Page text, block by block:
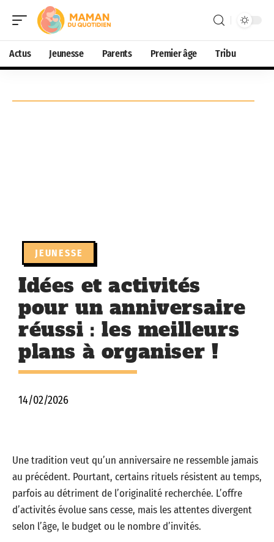
Actus Jeunesse Parents Premier âge Tribu
JEUNESSE
Idées et activités
pour un anniversaire
réussi : les meilleurs
plans à organiser !
14/02/2026
Une tradition veut qu’un anniversaire ne ressemble jamais
au précédent. Pourtant, certains rituels résistent au temps,
parfois au détriment de l’originalité recherchée. L’offre
d’activités évolue sans cesse, mais les attentes divergent
selon l’âge, le budget ou le nombre d’invités.